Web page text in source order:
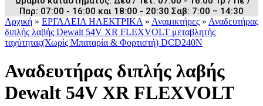
Παρ: 07:00 - 16:00 και 18:00 - 20:30 Σαβ: 7:00 – 14:30
Αρχική » ΕΡΓΑΛΕΙΑ ΗΛΕΚΤΡΙΚΑ » Αναμικτήρες » Αναδευτήρας
διπλής λαβής Dewalt 54V XR FLEXVOLT μεταβλητής
ταχύτητας(Χωρίς Μπαταρία & Φορτιστή) DCD240N
Αναδευτήρας διπλής λαβής
Dewalt 54V XR FLEXVOLT